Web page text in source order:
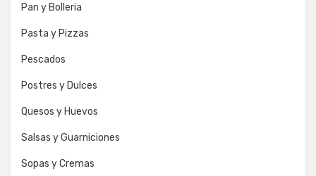
Pan y Bolleria
Pasta y Pizzas
Pescados
Postres y Dulces
Quesos y Huevos
Salsas y Guarniciones
Sopas y Cremas